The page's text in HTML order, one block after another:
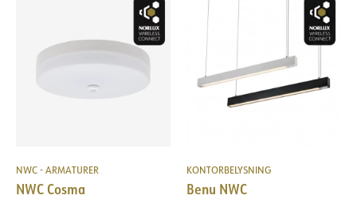
NWC - ARMATURER
NWC Cosma
KONTORBELYSNING
Benu NWC